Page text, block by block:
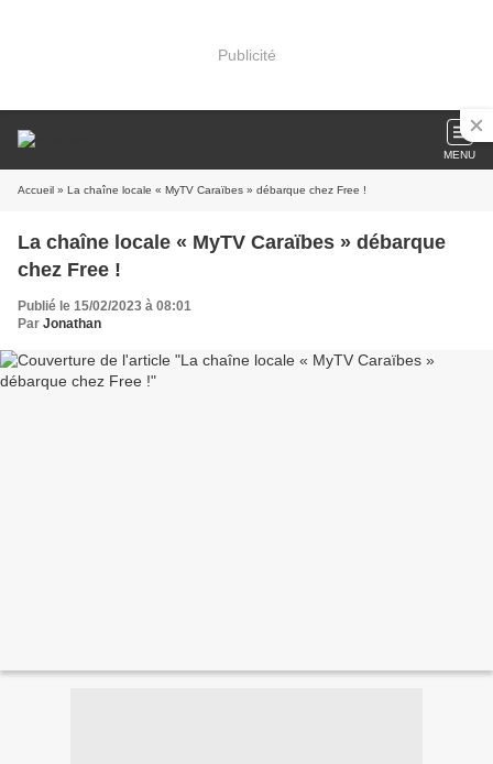
Publicité
MENU
Accueil » La chaîne locale « MyTV Caraïbes » débarque chez Free !
La chaîne locale « MyTV Caraïbes » débarque
chez Free !
Publié le 15/02/2023 à 08:01
Par Jonathan